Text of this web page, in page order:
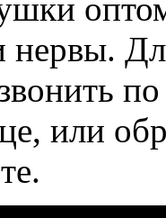
нервы.
или